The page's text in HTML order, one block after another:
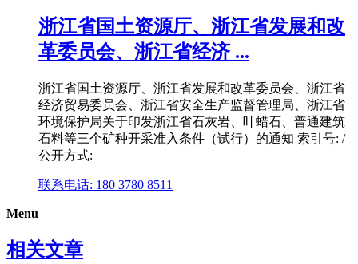
浙江省国土资源厅、浙江省发展和改
革委员会、浙江省经济 ...
浙江省国土资源厅、浙江省发展和改革委员会、浙江省
经济贸易委员会、浙江省安全生产监督管理局、浙江省
环境保护局关于印发浙江省石灰岩、叶蜡石、普通建筑
石料等三个矿种开采准入条件（试行）的通知 索引号: /
公开方式:
联系电话: 180 3780 8511
Menu
相关文章